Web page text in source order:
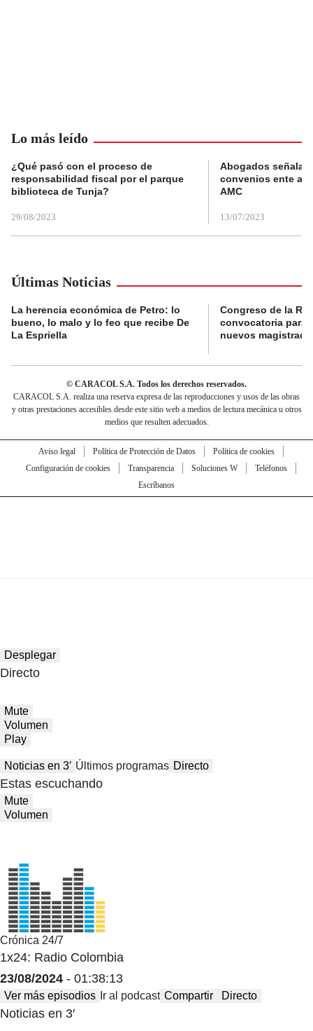
Lo más leído
¿Qué pasó con el proceso de
responsabilidad fiscal por el parque
biblioteca de Tunja?
29/08/2023
Abogados
convenios ente
AMC
13/07/2023
Últimas Noticias
La herencia económica de Petro: lo
bueno, lo malo y lo feo que recibe De
La Espriella
Congreso de la
convocatoria para
nuevos
© CARACOL S.A. Todos los derechos reservados.
CARACOL S.A. realiza una reserva expresa de las reproducciones y usos de las obras
y otras prestaciones accesibles desde este sitio web a medios de lectura mecánica u otros
medios que resulten adecuados.
Aviso legal Política de Protección de Datos
Política de cookies
Configuración de cookies
Transparencia Soluciones W
Teléfonos
Escríbanos
Desplegar
Directo
Mute
Volumen
Play
Noticias en 3′ Últimos programas Directo
Estas escuchando
Mute
Volumen
Crónica 24/7
1x24: Radio Colombia
23/08/2024 - 01:38:13
Ver más episodios Ir al podcast Compartir Directo
Noticias en 3′